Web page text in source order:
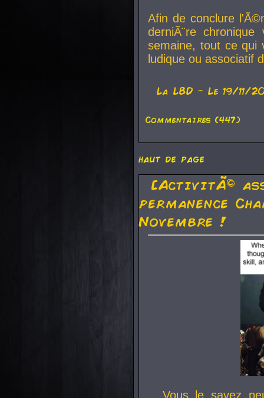
Afin de conclure
derniÃ¨re
semaine, tout ce qui
ludique ou associatif
La LBD - Le 19/11/
Commentaires (447)
haut de page
[ActivitÃ©
permanence
Novembre !
Vous le savez